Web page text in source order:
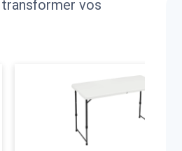
vos